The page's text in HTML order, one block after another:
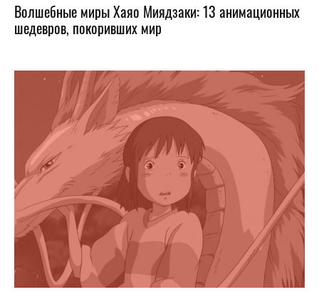
Волшебные миры Хаяо Миядзаки: 13 анимационных
шедевров, покоривших мир